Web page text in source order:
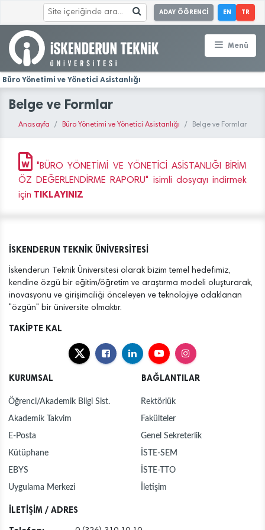
ADAY ÖĞRENCİ EN TR
Menü
Büro Yönetimi ve Yönetici Asistanlığı
Belge ve Formlar
Anasayfa Büro Yönetimi ve Yönetici Asistanlığı Belge ve Formlar
"BÜRO YÖNETİMİ VE YÖNETİCİ ASİSTANLIĞI BİRİM
ÖZ DEĞERLENDİRME RAPORU" isimli dosyayı indirmek
için TIKLAYINIZ
İSKENDERUN TEKNİK ÜNİVERSİTESİ
İskenderun Teknik Üniversitesi olarak bizim temel hedefimiz,
kendine özgü bir eğitim/öğretim ve araştırma modeli oluşturarak,
inovasyonu ve girişimciliği önceleyen ve teknolojiye odaklanan
"özgün" bir üniversite olmaktır.
TAKİPTE KAL
KURUMSAL
Öğrenci/Akademik Bilgi Sist.
Akademik Takvim
E-Posta
Kütüphane
EBYS
Uygulama Merkezi
BAĞLANTILAR
Rektörlük
Fakülteler
Genel Sekreterlik
İSTE-SEM
İSTE-TTO
İletişim
İLETİŞİM / ADRES